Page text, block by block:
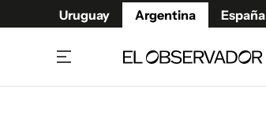
Uruguay Argentina España